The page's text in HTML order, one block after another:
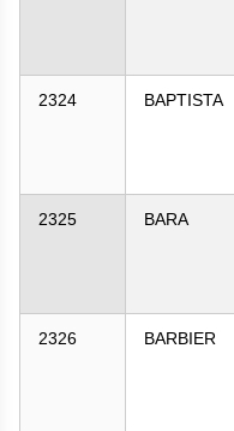
2324 BAPTISTA
2325 BARA
2326 BARBIER